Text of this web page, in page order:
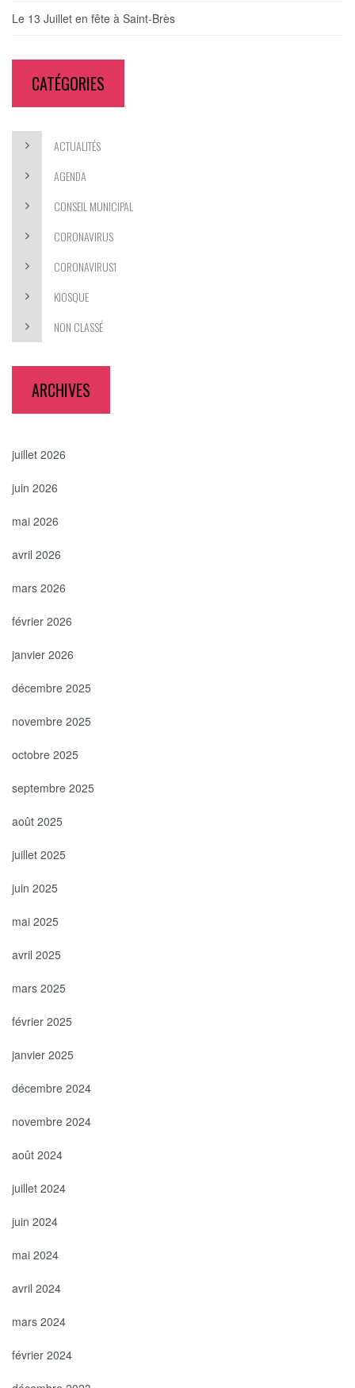
Le 13 Juillet en fête à Saint-Brès
CATÉGORIES
ACTUALITÉS
AGENDA
CONSEIL MUNICIPAL
CORONAVIRUS
CORONAVIRUS1
KIOSQUE
NON CLASSÉ
ARCHIVES
juillet 2026
juin 2026
mai 2026
avril 2026
mars 2026
février 2026
janvier 2026
décembre 2025
novembre 2025
octobre 2025
septembre 2025
août 2025
juillet 2025
juin 2025
mai 2025
avril 2025
mars 2025
février 2025
janvier 2025
décembre 2024
novembre 2024
août 2024
juillet 2024
juin 2024
mai 2024
avril 2024
mars 2024
février 2024